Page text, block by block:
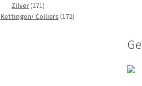
Zilver 271271
producten
Kettingen/ Colliers 172172